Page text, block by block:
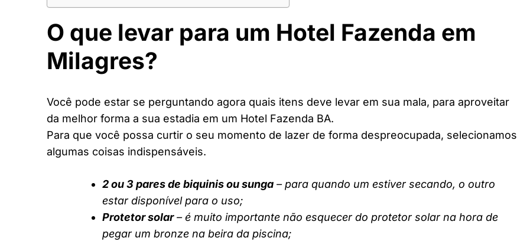
O que levar para um Hotel Fazenda em
Milagres?
Você pode estar se perguntando agora quais itens deve levar em sua mala, para aproveitar
da melhor forma a sua estadia em um Hotel Fazenda BA.
Para que você possa curtir o seu momento de lazer de forma despreocupada, selecionamos
algumas coisas indispensáveis.
2 ou 3 pares de biquinis ou sunga – para quando um estiver secando, o outro
estar disponível para o uso;
Protetor solar– é muito importante não esquecer do protetor solar na hora de
pegar um bronze na beira da piscina;